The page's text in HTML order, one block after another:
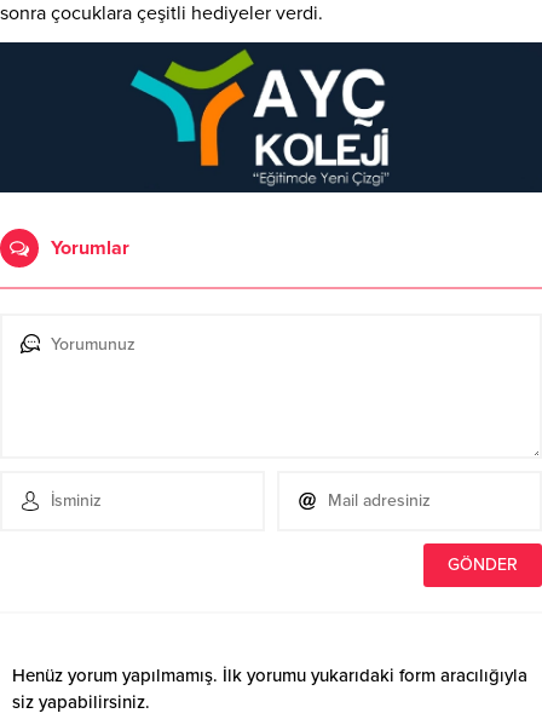
sonra çocuklara çeşitli hediyeler verdi.
Yorumlar
Henüz yorum yapılmamış. İlk yorumu yukarıdaki form aracılığıyla
siz yapabilirsiniz.